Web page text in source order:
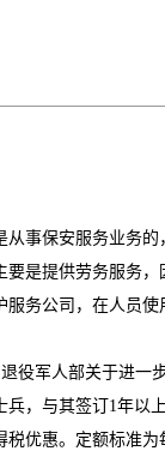
保安服务业务的
提供劳务服务，
公司，在人员使
军人部关于进一步
与其签订1年以上
优惠。定额标准为